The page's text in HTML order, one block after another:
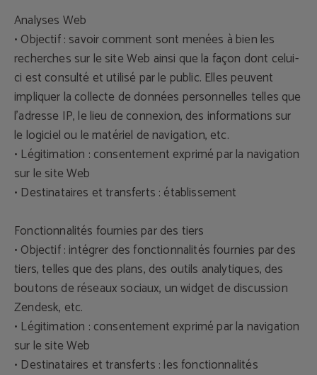
Analyses Web
• Objectif : savoir comment sont menées à bien les
recherches sur le site Web ainsi que la façon dont celui-
ci est consulté et utilisé par le public. Elles peuvent
impliquer la collecte de données personnelles telles que
l'adresse IP, le lieu de connexion, des informations sur
le logiciel ou le matériel de navigation, etc.
• Légitimation : consentement exprimé par la navigation
sur le site Web
• Destinataires et transferts : établissement
Fonctionnalités fournies par des tiers
• Objectif : intégrer des fonctionnalités fournies par des
tiers, telles que des plans, des outils analytiques, des
boutons de réseaux sociaux, un widget de discussion
Zendesk, etc.
• Légitimation : consentement exprimé par la navigation
sur le site Web
• Destinataires et transferts : les fonctionnalités